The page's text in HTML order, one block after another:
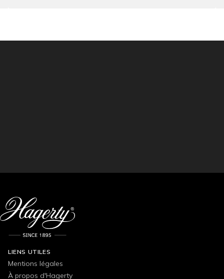
LIENS UTILES
Mentions légales
À propos d'Hagerty